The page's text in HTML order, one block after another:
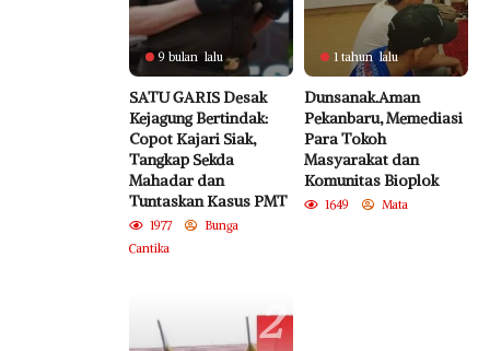
9 bulan lalu
SATU GARIS Desak
Kejagung Bertindak:
Copot Kajari Siak,
Tangkap Sekda
Mahadar dan
Tuntaskan Kasus PMT
1977
Bunga
Cantika
1 tahun lalu
Dunsanak.Aman
Pekanbaru, Memediasi
Para Tokoh
Masyarakat dan
Komunitas Bioplok
1649 Mata
2